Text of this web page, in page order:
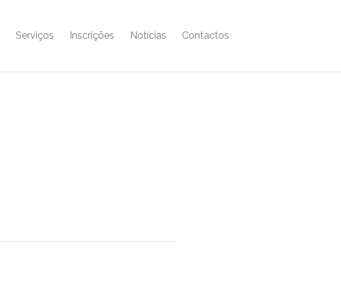
Serviços Inscrições Notícias Contactos